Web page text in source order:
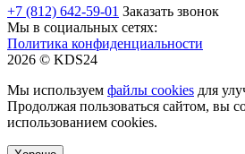
+7 (812) 642-59-01 Заказать звонок
Мы в социальных сетях:
Политика конфиденциальности
2026 © KDS24
Мы используем файлы cookies для
Продолжая пользоваться сайтом, вы
использованием cookies.